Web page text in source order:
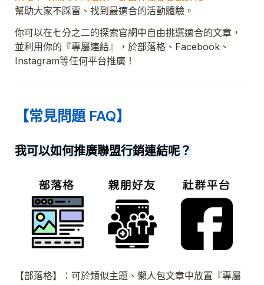
幫助大家不踩雷、找到最適合的活動體驗。
並利用你的『專屬連結』，於部落格、Facebook、
Instagram等任何平台推廣！
【常見問題 FAQ】
我可以如何推廣聯盟行銷連結呢？
【部落格】：可於類似主題、懶人包文章中放置『專屬